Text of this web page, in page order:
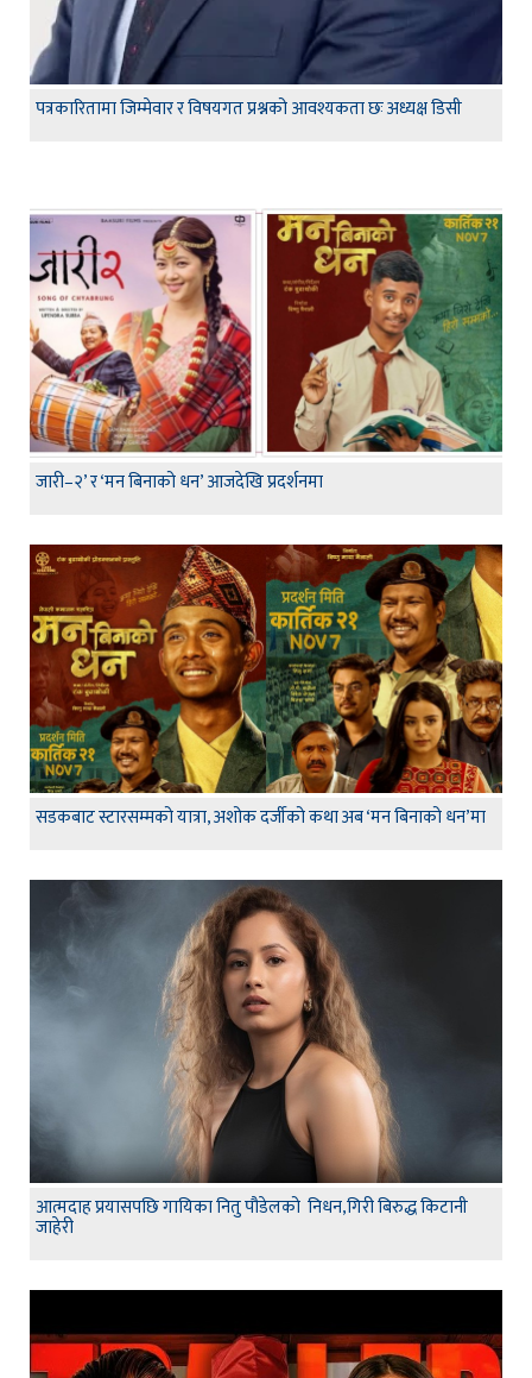
पत्रकारितामा जिम्मेवार र विषयगत प्रश्नको आवश्यकता छः अध्यक्ष डिसी
जारी–२’ र ‘मन बिनाको धन’ आजदेखि प्रदर्शनमा
सडकबाट स्टारसम्मको यात्रा, अशोक दर्जीको कथा अब ‘मन बिनाको धन’मा
आत्मदाह प्रयासपछि गायिका नितु पौडेलको निधन,गिरी बिरुद्ध किटानी
जाहेरी